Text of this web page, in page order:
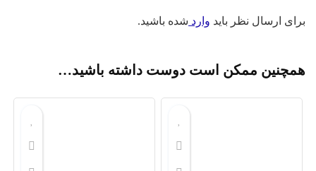
برای ارسال نظر باید وارد شده باشید.
همچنین ممکن است دوست داشته باشید…